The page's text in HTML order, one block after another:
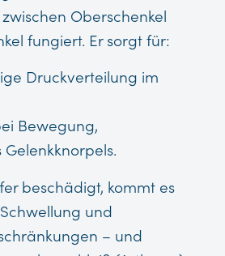
Oberschenkel
fungiert. Er sorgt für:
Druckverteilung im
Bewegung,
Gelenkknorpels.
beschädigt, kommt es
und
– und